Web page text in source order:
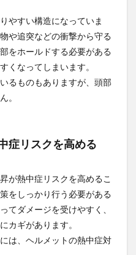
やすい構造になっていま
や追突などの衝撃から守る
をホールドする必要がある
くなってしまいます。
るものもありますが、頭部
。
症リスクを高める
が熱中症リスクを高めるこ
をしっかり行う必要がある
てダメージを受けやすく、
カギがあります。
は、ヘルメットの熱中症対